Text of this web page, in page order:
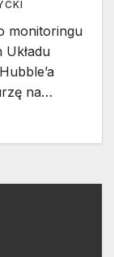
monitoringu
na…